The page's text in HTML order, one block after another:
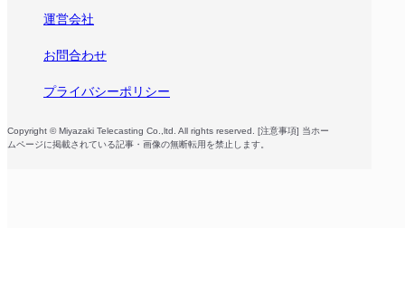
運営会社
お問合わせ
プライバシーポリシー
Copyright © Miyazaki Telecasting Co.,ltd. All rights reserved. [注意事項] 当ホー
ムページに掲載されている記事・画像の無断転用を禁止します。